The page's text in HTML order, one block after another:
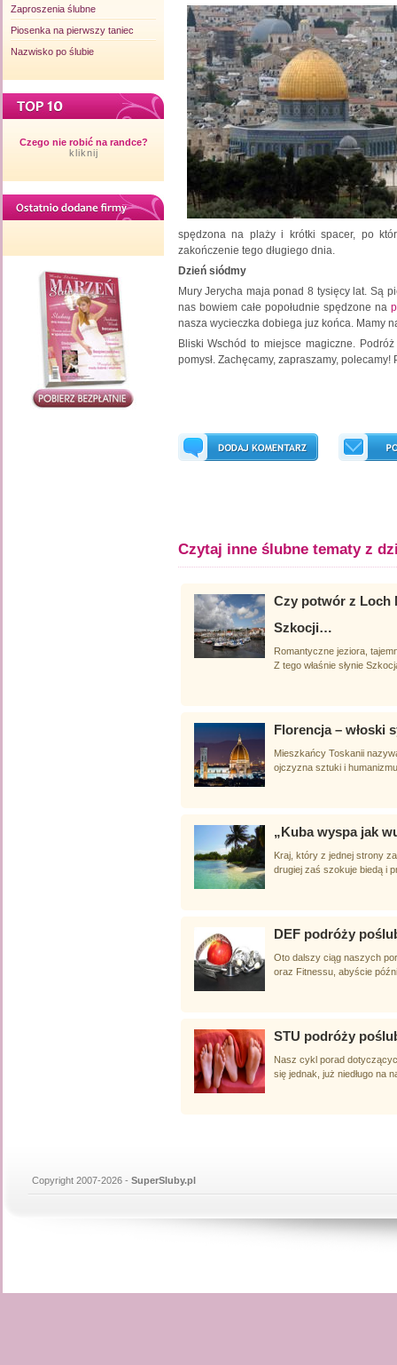
Zaproszenia ślubne
Piosenka na pierwszy taniec
Nazwisko po ślubie
Czego nie robić na randce?
kliknij
spędzona na plaży i krótki spacer, po
zakończenie tego długiego dnia.
Dzień siódmy
Mury Jerycha maja ponad 8 tysięcy lat. Są
nas bowiem całe popołudnie spędzone na
nasza wycieczka dobiega juz końca. Mamy
Bliski Wschód to miejsce magiczne.
pomysł. Zachęcamy, zapraszamy,
Czytaj inne ślubne tematy z
Czy potwór z Loch
Szkocji…
Romantyczne jeziora,
Z tego właśnie słynie
Florencja – włoski
Mieszkańcy Toskanii
ojczyzna sztuki i
„Kuba wyspa jak
Kraj, który z jednej strony
drugiej zaś szokuje biedą i
DEF podróży
Oto dalszy ciąg naszych
oraz Fitnessu, abyście
STU podróży
Nasz cykl porad
się jednak, już niedługo na
Copyright 2007-2026 - SuperSluby.pl